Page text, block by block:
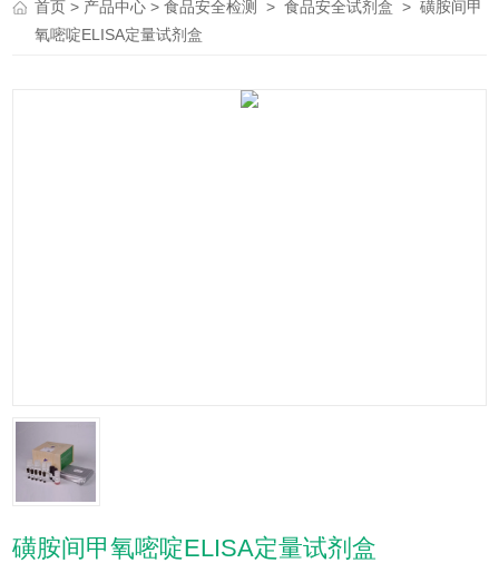
首页 > 产品中心 >食品安全检测 >食品安全试剂盒 > 磺胺间甲
氧嘧啶ELISA定量试剂盒
磺胺间甲氧嘧啶ELISA定量试剂盒